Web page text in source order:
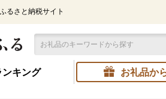
るさと納税サイト
ンキング お礼品か